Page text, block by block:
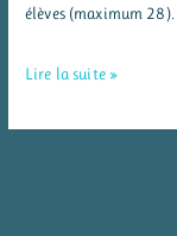
élèves (maximum 28).
Abonnement
Lire la suite »